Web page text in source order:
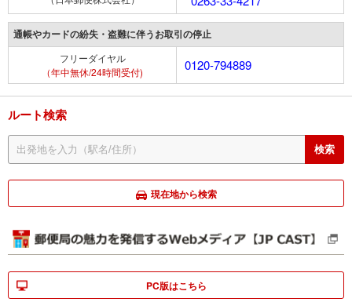
通帳やカードの紛失・盗難に伴うお取引の停止
フリーダイヤル
（年中無休/24時間受付)
0120-794889
ルート検索
現在地から検索
PC版はこちら